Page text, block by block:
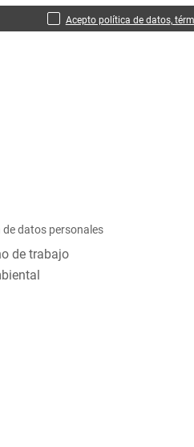
Acepto política de datos,
datos personales
de trabajo